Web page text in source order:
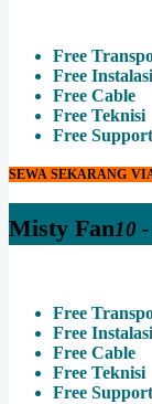
Free
Free Instalasi
Free Cable
Free Teknisi
Free Support
SEWA SEKARANG
Misty Fan10
Free
Free Instalasi
Free Cable
Free Teknisi
Free Support